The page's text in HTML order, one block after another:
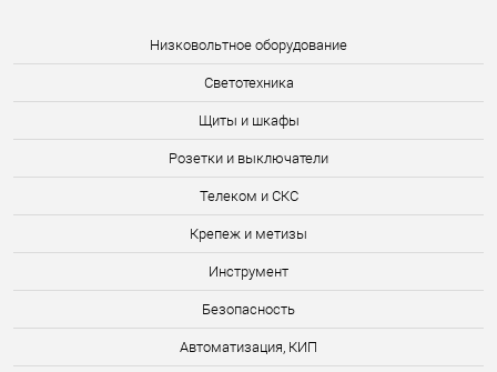
Низковольтное оборудование
Светотехника
Щиты и шкафы
Розетки и выключатели
Телеком и СКС
Крепеж и метизы
Инструмент
Безопасность
Автоматизация, КИП